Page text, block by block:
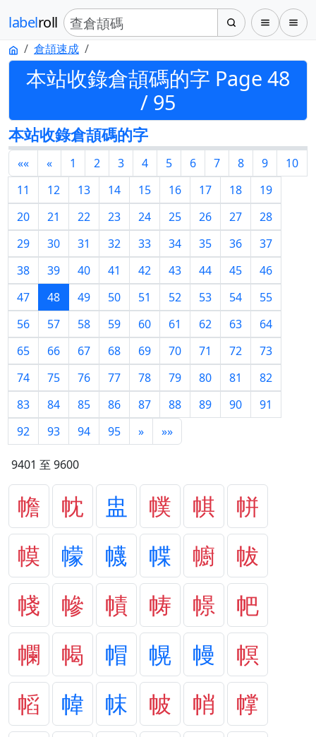
labelroll
倉頡速成
本站收錄倉頡碼的字 Page 48
/ 95
本站收錄倉頡碼的字
«« « 1 2 3 4 5 6 7 8 9
10
11
12 13 14 15 16 17 18
19
20
21 22 23 24 25 26 27
28
29
30 31 32 33 34 35 36
37
38
39 40 41 42 43 44 45
46
47
48 49 50 51 52 53 54
55
56
57 58 59 60 61 62 63
64
65
66 67 68 69 70 71 72
73
74
75 76 77 78 79 80 81
82
83
84 85 86 87 88 89 90
91
92
93 94 95 » »»
9401 至 9600
幨 帎 盅 幞 帺
帡
幙
幪 幭 幉 幮
帗
帴
幓 幘 帱 幜
帊
幱
幆 帽 幌 幔
幎
幍
幃 帓 帔 帩
幥